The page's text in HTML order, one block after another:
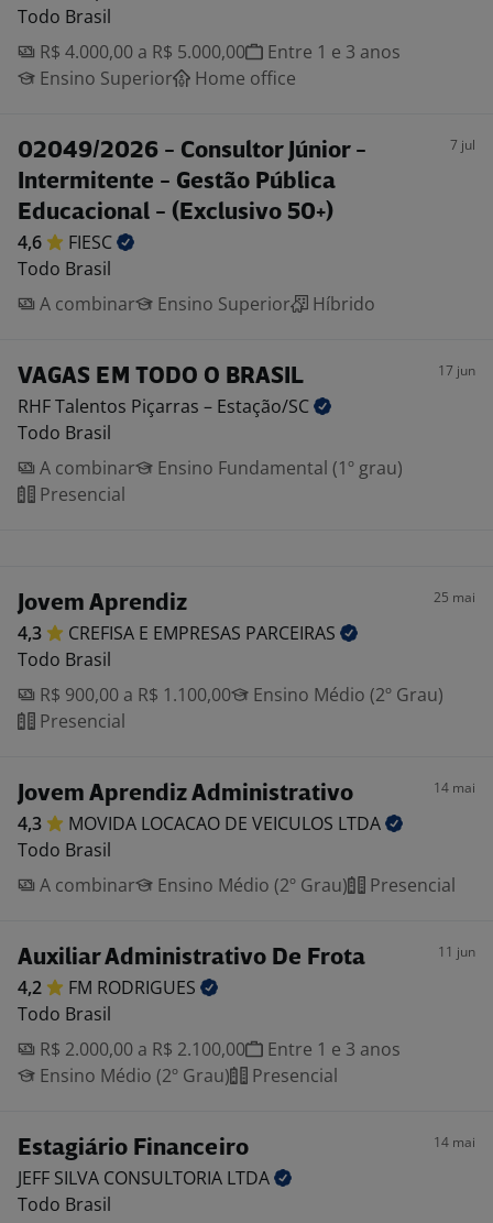
Todo Brasil
R$ 4.000,00 a R$ 5.000,00
Entre 1 e 3 anos
Ensino Superior
Home office
02049/2026 - Consultor Júnior -
Intermitente - Gestão Pública
Educacional - (Exclusivo 50+)
7 jul
4,6
FIESC
Todo Brasil
A combinar
Ensino Superior Híbrido
VAGAS EM TODO O BRASIL 17 jun
RHF Talentos Piçarras – Estação/SC
Todo Brasil
A combinar
Ensino Fundamental (1º grau)
Presencial
Jovem Aprendiz 25 mai
4,3 CREFISA E EMPRESAS PARCEIRAS
Todo Brasil
R$ 900,00 a R$ 1.100,00
Ensino Médio (2º Grau)
Presencial
Jovem Aprendiz Administrativo 14 mai
4,3 MOVIDA LOCACAO DE VEICULOS LTDA
Todo Brasil
A combinar
Ensino Médio (2º Grau) Presencial
Auxiliar Administrativo De Frota 11 jun
4,2 FM RODRIGUES
Todo Brasil
R$ 2.000,00 a R$ 2.100,00
Entre 1 e 3 anos
Ensino Médio (2º Grau)
Presencial
Estagiário Financeiro 14 mai
JEFF SILVA CONSULTORIA LTDA
Todo Brasil